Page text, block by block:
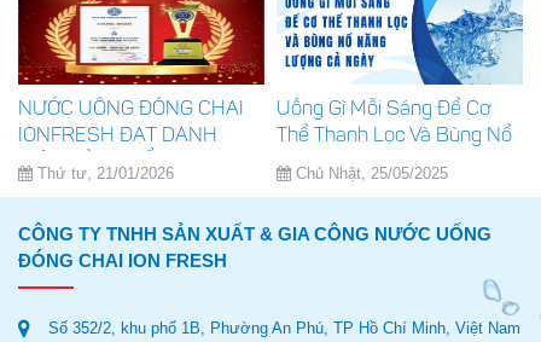
NƯỚC UỐNG ĐÓNG CHAI
IONFRESH ĐẠT DANH
HIỆU SẢN PHẨM - DỊCH
Thứ tư, 21/01/2026
Uống Gì Mỗi Sáng Để Cơ
Thể Thanh Lọc Và Bùng Nổ
Năng Lượng Cả Ngày
Chủ Nhật, 25/05/2025
CÔNG TY TNHH SẢN XUẤT & GIA CÔNG NƯỚC UỐNG
ĐÓNG CHAI ION FRESH
Số 352/2, khu phố 1B, Phường An Phú, TP Hồ Chí Minh, Việt Nam